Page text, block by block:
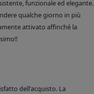
funzionale ed elegante.
qualche giorno in più
attivato affinché la
dell'acquisto. La